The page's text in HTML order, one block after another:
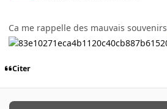
Ca me rappelle des mauvais souvenirs
Citer